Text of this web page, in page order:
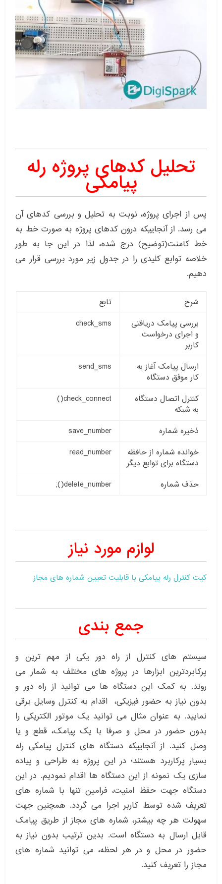
تحلیل کدهای پروژه رله
پیامکی
پس از اجرای پروژه، نوبت به تحلیل و بررسی کدهای آن
می رسد. از آنجاییکه درون کدهای پروژه به صورت خط به
خط کامنت(توضیح) درج شده، لذا در این جا به طور
خلاصه توابع کلیدی را در جدول زیر مورد بررسی قرار می
دهیم.
شرح
تابع
بررسی پیامک دریافتی
و اجرای درخواست
کاربر
check_sms
ارسال پیامک آغاز به
کار موفق دستگاه
send_sms
کنترل اتصال دستگاه
به شبکه
check_connect()
ذخیره شماره
save_number
خوانده شماره از حافظه
دستگاه برای توابع دیگر
read_number
حذف شماره delete_number();
لوازم مورد نیاز
کیت کنترل رله پیامکی با قابلیت تعیین شماره های مجاز
جمع بندی
سیستم های کنترل از راه دور یکی از مهم ترین و
پرکابردترین ابزارها در پروژه های مختلف به شمار می
روند. به کمک این دستگاه ها می توانید از راه دور و
بدون نیاز به حضور فیزیکی، اقدام به کنترل وسایل برقی
نمایید. به عنوان مثال می توانید یک موتور الکتریکی را
بدون حضور در محل و صرفا با یک پیامک، قطع و یا
وصل کنید. از آنجاییکه دستگاه های کنترل پیامکی رله
بسیار پرکاربرد هستند؛ در این پروژه به طراحی و پیاده
سازی یک نمونه از این دستگاه ها اقدام نمودیم. در این
دستگاه جهت حفظ امنیت، فرامین تنها با شماره های
تعریف شده توسط کاربر اجرا می گردد. همچنین جهت
سهولت هر چه بیشتر، شماره های مجاز از طریق پیامک
قابل ارسال به دستگاه است. بدین ترتیب بدون نیاز به
حضور در محل و در هر لحظه، می توانید شماره های
مجاز را تعریف کنید.